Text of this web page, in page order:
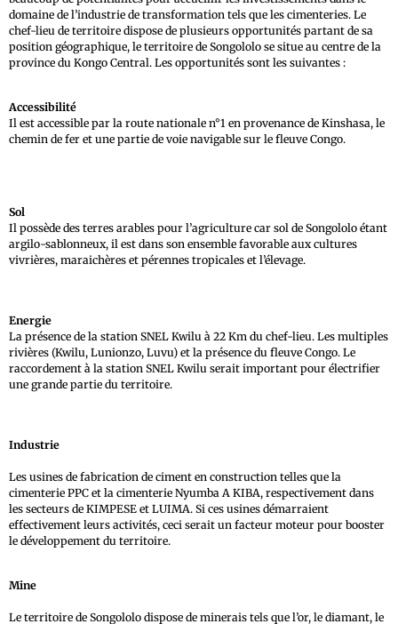
domaine de l’industrie de transformation tels que les cimenteries. Le
chef-lieu de territoire dispose de plusieurs opportunités partant de sa
position géographique, le territoire de Songololo se situe au centre de la
province du Kongo Central. Les opportunités sont les suivantes :
Accessibilité
Il est accessible par la route nationale n°1 en provenance de Kinshasa, le
chemin de fer et une partie de voie navigable sur le fleuve Congo.
Sol
Il possède des terres arables pour l’agriculture car sol de Songololo étant
argilo-sablonneux, il est dans son ensemble favorable aux cultures
vivrières, maraichères et pérennes tropicales et l’élevage.
Energie
La présence de la station SNEL Kwilu à 22 Km du chef-lieu. Les multiples
rivières (Kwilu, Lunionzo, Luvu) et la présence du fleuve Congo. Le
raccordement à la station SNEL Kwilu serait important pour électrifier
une grande partie du territoire.
Industrie
Les usines de fabrication de ciment en construction telles que la
cimenterie PPC et la cimenterie Nyumba A KIBA, respectivement dans
les secteurs de KIMPESE et LUIMA. Si ces usines démarraient
effectivement leurs activités, ceci serait un facteur moteur pour booster
le développement du territoire.
Mine
Le territoire de Songololo dispose de minerais tels que l’or, le diamant, le